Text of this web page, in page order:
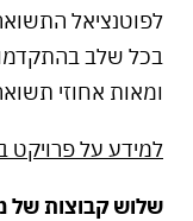
לפוטנציאל
בכל שלב
ומאות אחוזי
למידע על פרויקט
שלוש קבוצות של